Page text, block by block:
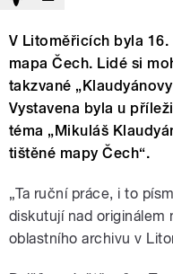
V Litoměřicích byla
mapa Čech. Lidé si
takzvané
Vystavena byla u
téma „Mikuláš
tištěné mapy Čech“.
„Ta ruční práce, i to
diskutují nad originálem
oblastního archivu v